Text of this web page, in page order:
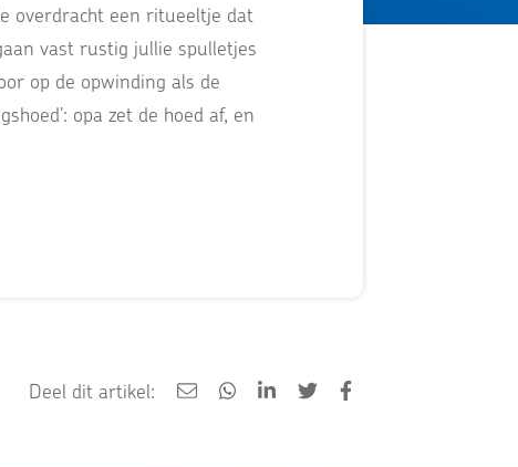
overdracht een ritueeltje dat
vast rustig jullie spulletjes
op de opwinding als de
opa zet de hoed af, en
Deel dit artikel: